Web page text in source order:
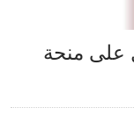
على منحة